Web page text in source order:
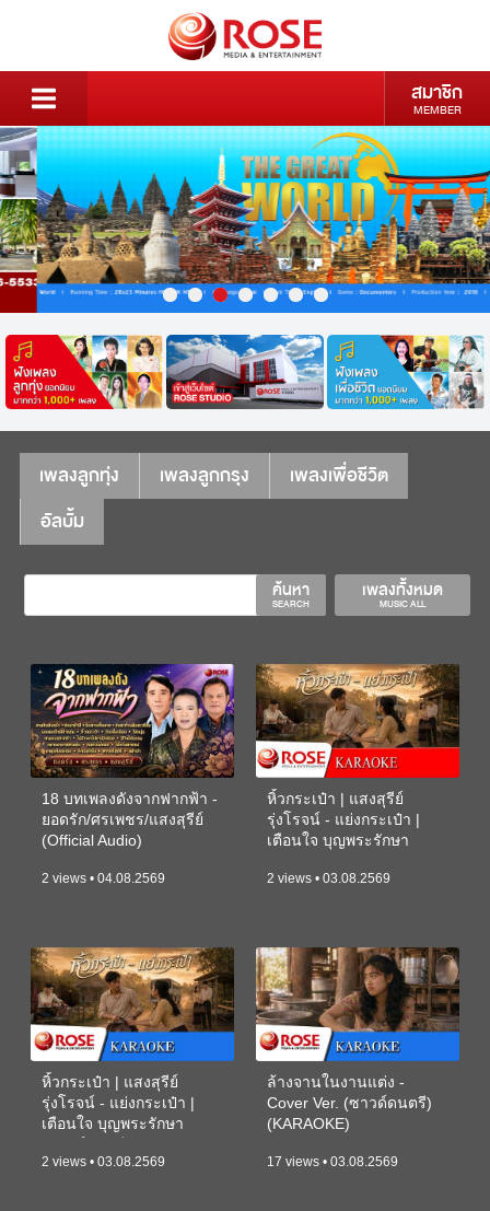
สมาชิก
MEMBER
เพลงลูกทุ่ง เพลงลูกกรุง
เพลงเพื่อชีวิต
อัลบั้ม
เพลงทั้งหมด
MUSIC ALL
ค้นหา
SEARCH
18 บทเพลงดังจากฟากฟ้า -
ยอดรัก/ศรเพชร/แสงสุรีย์
(Official Audio)
2 views • 04.08.2569
หิ้วกระเป๋า | แสงสุรีย์
รุ่งโรจน์ - แย่งกระเป๋า |
เตือนใจ บุญพระรักษา
2 views • 03.08.2569
หิ้วกระเป๋า | แสงสุรีย์
รุ่งโรจน์ - แย่งกระเป๋า |
เตือนใจ บุญพระรักษา
2 views • 03.08.2569
ล้างจานในงานแต่ง -
Cover Ver. (ซาวด์ดนตรี)
(KARAOKE)
17 views • 03.08.2569